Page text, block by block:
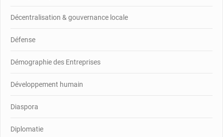
Décentralisation & gouvernance locale
Défense
Démographie des Entreprises
Développement humain
Diaspora
Diplomatie